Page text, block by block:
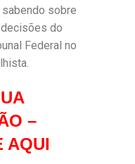
sobre
do
Federal no
–
AQUI